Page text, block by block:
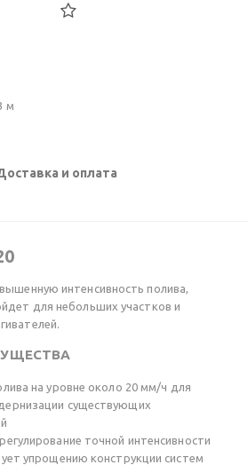
м
и оплата
интенсивность полива,
для небольших участков и
на уровне около 20 мм/ч для
существующих
точной интенсивности
упрощению конструкции систем